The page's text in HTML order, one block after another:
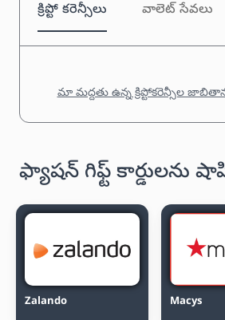
క్రిప్టో కరెన్సీలు వాలెట్ సేవలు
మా మద్దతు ఉన్న క్రిప్టోకరెన్సీల
ఫ్యాషన్ గిఫ్ట్ కార్డులను
Zalando Macys